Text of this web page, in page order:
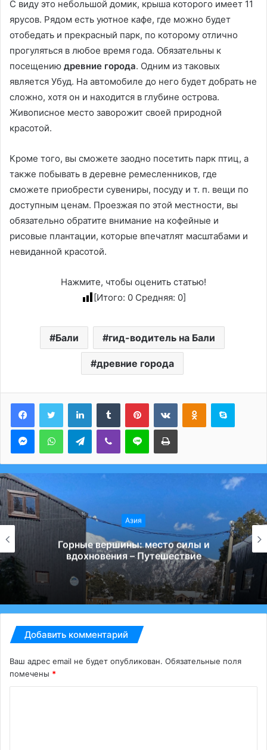
С виду это небольшой домик, крыша которого имеет 11
ярусов. Рядом есть уютное кафе, где можно будет
отобедать и прекрасный парк, по которому отлично
прогуляться в любое время года. Обязательны к
посещению древние города. Одним из таковых
является Убуд. На автомобиле до него будет добрать не
сложно, хотя он и находится в глубине острова.
Живописное место заворожит своей природной
красотой.
Кроме того, вы сможете заодно посетить парк птиц, а
также побывать в деревне ремесленников, где
сможете приобрести сувениры, посуду и т. п. вещи по
доступным ценам. Проезжая по этой местности, вы
обязательно обратите внимание на кофейные и
рисовые плантации, которые впечатлят масштабами и
невиданной красотой.
Нажмите, чтобы оценить статью!
[Итого: 0Средняя: 0]
Бали гид-водитель на Бали
древние города
LinkedInTumblr PinterestВконтактеОдноклассники
Skype
MessengerWhatsAppTelegramViber Line Печатать
Азия
Горные вершины: место силы и
вдохновения – Путешествие
Добавить комментарий
Ваш адрес email не будет опубликован. Обязательные поля
помечены *